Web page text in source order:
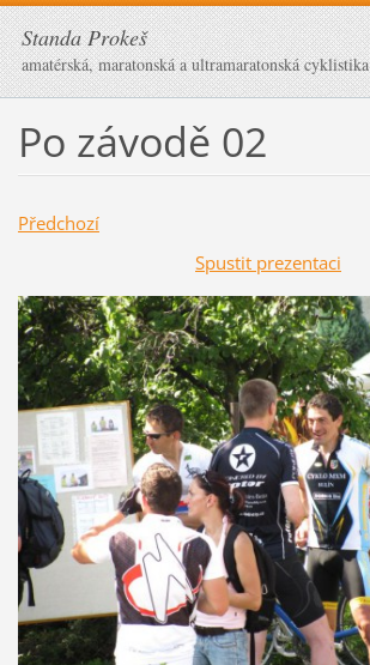
Standa Prokeš
amatérská, maratonská a ultramaratonská cyklistika
Po závodě 02
Předchozí
Spustit prezentaci